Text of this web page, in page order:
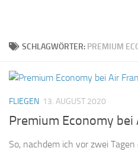
SCHLAGWÖRTER: PREMIUM
FLIEGEN 13. AUGUST 2020
Premium Economy bei
So, nachdem ich vor zwei